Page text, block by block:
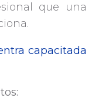
que una
capacitada